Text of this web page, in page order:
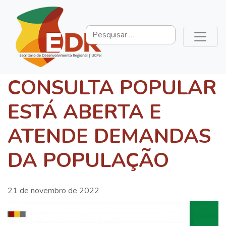
CONSULTA POPULAR
ESTÁ ABERTA E
ATENDE DEMANDAS
DA POPULAÇÃO
21 de novembro de 2022